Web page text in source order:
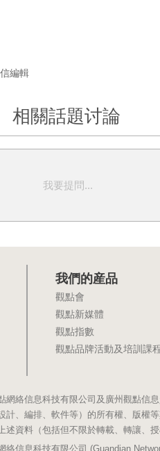
編輯
相關話題讨論
我要提問...
我們的産品
觀點會
觀點新媒體
觀點指數
觀點品牌活動及培訓課
網絡信息科技有限公司及廣州觀點信
計、編排、軟件等）的所有權、版權
述資料（包括但不限於轉載、轉讓、
絡信息科技有限公司 (Guandian